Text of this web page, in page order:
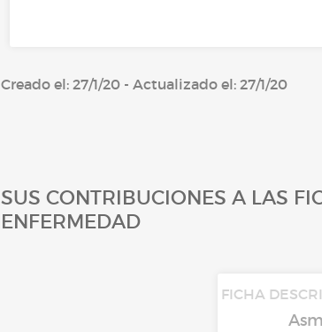
Creado el: 27/1/20 - Actualizado el: 27/1/20
SUS CONTRIBUCIONES A LAS
ENFERMEDAD
FICHA